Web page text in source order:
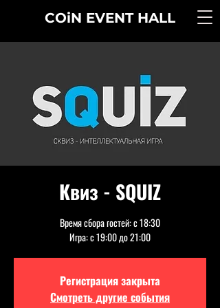
COiN EVENT HALL
Квиз - SQUIZ
Время сбора гостей: с 18:30
Игра: с 19:00 до 21:00
Регистрация закрыта
Смотреть другие события